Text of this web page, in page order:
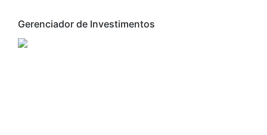
Gerenciador de Investimentos